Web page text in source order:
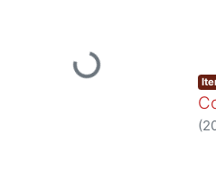
Loading...
(